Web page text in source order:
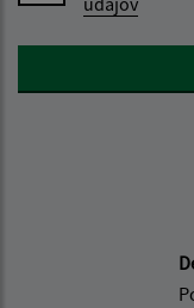
Google reCaptcha